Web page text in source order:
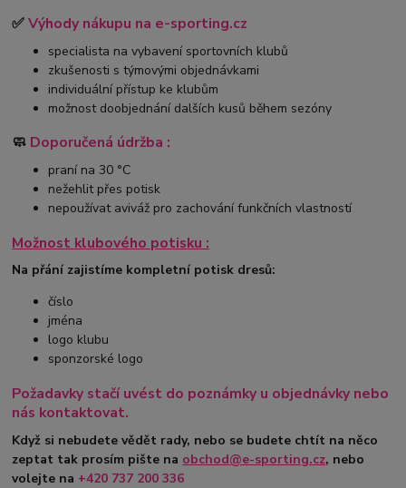
✅Výhody nákupu na e-sporting.cz
specialista na vybavení sportovních klubů
zkušenosti s týmovými objednávkami
individuální přístup ke klubům
možnost doobjednání dalších kusů během sezóny
🧼 Doporučená údržba :
praní na 30 °C
nežehlit přes potisk
nepoužívat aviváž pro zachování funkčních vlastností
Možnost klubového potisku :
Na přání zajistíme kompletní potisk dresů:
číslo
jména
logo klubu
sponzorské logo
Požadavky stačí uvést do poznámky u objednávky nebo
nás kontaktovat.
Když si nebudete vědět rady, nebo se budete chtít na něco
zeptat tak prosím pište na obchod@e-sporting.cz, nebo
volejte na +420 737 200 336